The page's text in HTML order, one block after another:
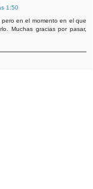
1:50
en el momento en el que
Muchas gracias por pasar,